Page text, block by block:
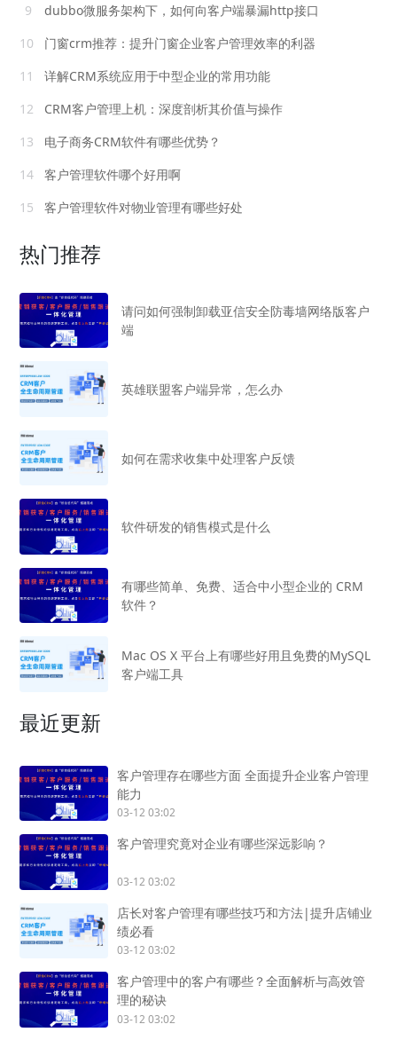
9
dubbo微服务架构下，如何向客户端暴漏http接口
10
门窗crm推荐：提升门窗企业客户管理效率的利器
11
详解CRM系统应用于中型企业的常用功能
12
CRM客户管理上机：深度剖析其价值与操作
13
电子商务CRM软件有哪些优势？
14
客户管理软件哪个好用啊
15
客户管理软件对物业管理有哪些好处
热门推荐
请问如何强制卸载亚信安全防毒墙网络版客户
端
英雄联盟客户端异常，怎么办
如何在需求收集中处理客户反馈
软件研发的销售模式是什么
有哪些简单、免费、适合中小型企业的 CRM
软件？
Mac OS X 平台上有哪些好用且免费的MySQL
客户端工具
最近更新
客户管理存在哪些方面 全面提升企业客户管理
能力
03-12 03:02
客户管理究竟对企业有哪些深远影响？
03-12 03:02
店长对客户管理有哪些技巧和方法|提升店铺业
绩必看
03-12 03:02
客户管理中的客户有哪些？全面解析与高效管
理的秘诀
03-12 03:02